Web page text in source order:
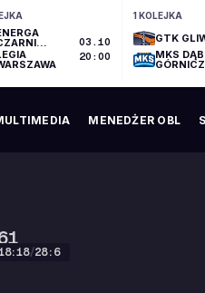
03.10
20:00
1 KOLEJKA
GTK
MKS
MENEDŻER OBL
:18/28: 6